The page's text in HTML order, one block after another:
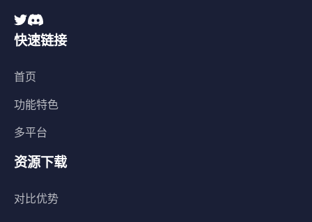
快速链接
首页
功能特色
多平台
资源下载
对比优势